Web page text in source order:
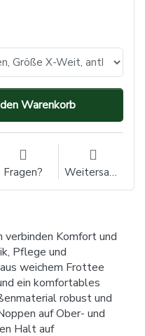
Warenkorb
Fragen? Weitersagen
Komfort und
Pflege und
weichem Frottee
ein komfortables
robust und
auf Ober- und
Halt auf